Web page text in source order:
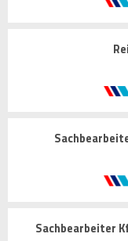
Sachbearbeiter